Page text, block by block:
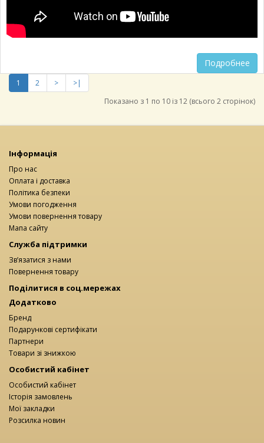
Подробнее
1 2 >
>|
Показано з 1 по 10 із 12 (всього 2 сторінок)
Інформація
Про нас
Оплата і доставка
Політика безпеки
Умови погодження
Умови повернення товару
Мапа сайту
Служба підтримки
Зв’язатися з нами
Повернення товару
Поділитися в соц.мережах
Додатково
Бренд
Подарункові сертифікати
Партнери
Товари зі знижкою
Особистий кабінет
Особистий кабінет
Історія замовлень
Мої закладки
Розсилка новин